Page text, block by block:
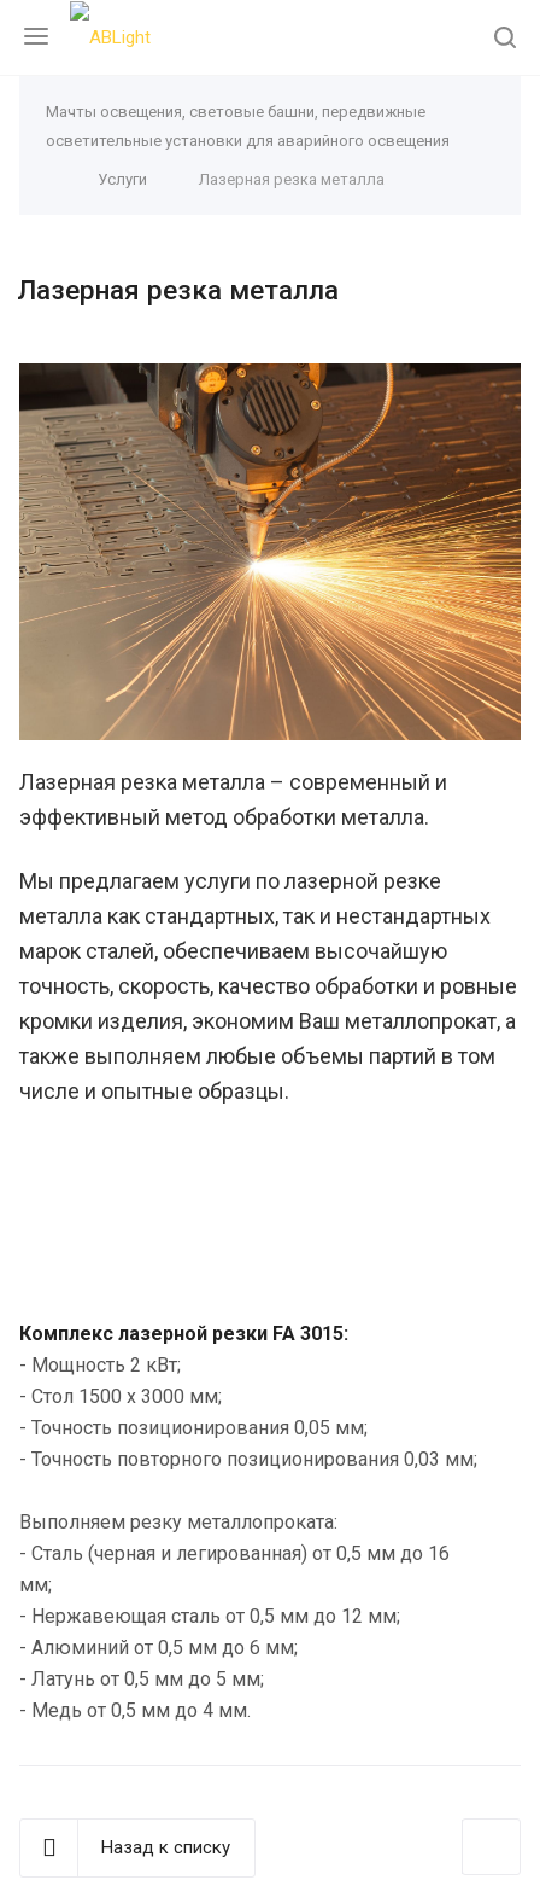
Мачты освещения, световые башни, передвижные
осветительные установки для аварийного освещения
Услуги Лазерная резка металла
Лазерная резка металла
Лазерная резка металла – современный и
эффективный метод обработки металла.
Мы предлагаем услуги по лазерной резке
металла как стандартных, так и нестандартных
марок сталей, обеспечиваем высочайшую
точность, скорость, качество обработки и ровные
кромки изделия, экономим Ваш металлопрокат, а
также выполняем любые объемы партий в том
числе и опытные образцы.
Комплекс лазерной резки FA 3015:
- Мощность 2 кВт;
- Стол 1500 х 3000 мм;
- Точность позиционирования 0,05 мм;
- Точность повторного позиционирования 0,03 мм;
Выполняем резку металлопроката:
- Сталь (черная и легированная) от 0,5 мм до 16
мм;
- Нержавеющая сталь от 0,5 мм до 12 мм;
- Алюминий от 0,5 мм до 6 мм;
- Латунь от 0,5 мм до 5 мм;
- Медь от 0,5 мм до 4 мм.
Назад к списку